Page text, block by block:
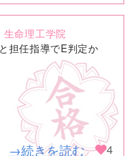
生命理工学院
担任指導でE判定か
→続きを読む 4